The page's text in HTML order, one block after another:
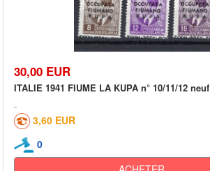
30,00 EUR
ITALIE 1941 FIUME LA KUPA n° 10/11/12 neuf
3,60 EUR
0